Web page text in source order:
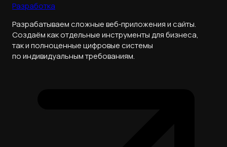
Разработка
Разрабатываем сложные веб‑приложения и сайты.
Создаём как отдельные инструменты для бизнеса,
так и полноценные цифровые системы
по индивидуальным требованиям.